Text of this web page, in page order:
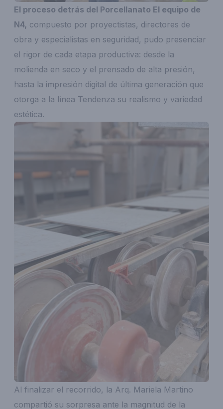
El proceso detrás del Porcellanato El equipo de
N4, compuesto por proyectistas, directores de
obra y especialistas en seguridad, pudo presenciar
el rigor de cada etapa productiva: desde la
molienda en seco y el prensado de alta presión,
hasta la impresión digital de última generación que
otorga a la línea Tendenza su realismo y variedad
estética.
Al finalizar el recorrido, la Arq. Mariela Martino
compartió su sorpresa ante la magnitud de la